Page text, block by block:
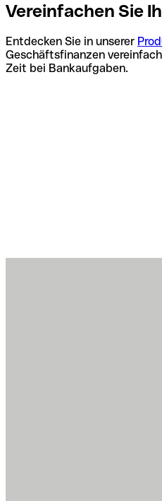
Vereinfachen Sie
Entdecken Sie in unserer
Geschäftsfinanzen
Zeit bei Bankaufgaben.